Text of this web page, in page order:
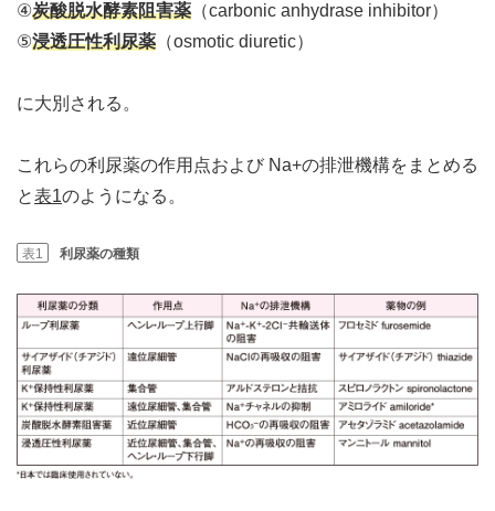
④炭酸脱水酵素阻害薬 （carbonic anhydrase inhibitor）
⑤浸透圧性利尿薬 （osmotic diuretic）
に大別される。
これらの利尿薬の作用点および Na+の排泄機構をまとめる
と表1のようになる。
表1 利尿薬の種類